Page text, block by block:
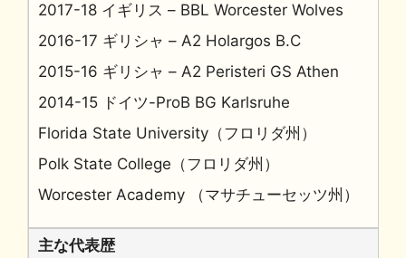
2017-18 イギリス – BBL Worcester Wolves
2016-17 ギリシャ – A2 Holargos B.C
2015-16 ギリシャ – A2 Peristeri GS Athen
2014-15 ドイツ-ProB BG Karlsruhe
Florida State University（フロリダ州）
Polk State College（フロリダ州）
Worcester Academy （マサチューセッツ州）
主な代表歴